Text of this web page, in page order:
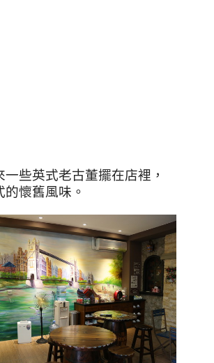
一些英式老古董擺在店裡，
的懷舊風味。